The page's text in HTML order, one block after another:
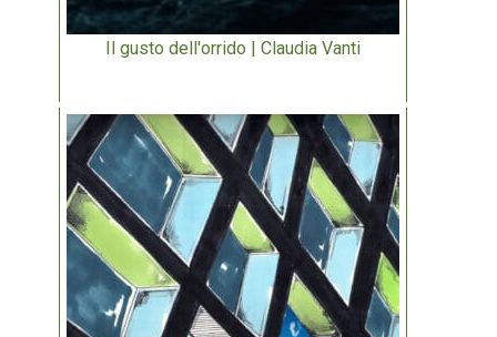
Il gusto dell'orrido | Claudia Vanti